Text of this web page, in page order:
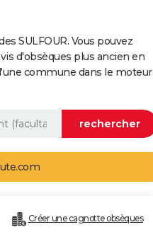
SULFOUR. Vous pouvez
d'obsèques plus ancien en
commune dans le moteur
Créer une cagnotte obsèques